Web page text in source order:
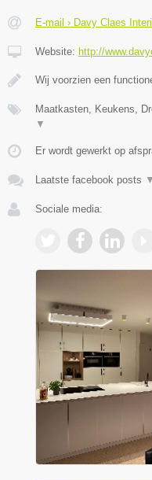
E-mail › Davy Claes
Website: http://
Wij voorzien een
Maatkasten, Keukens,
▼
Er wordt gewerkt op
Laatste facebook posts ▼
Sociale media: